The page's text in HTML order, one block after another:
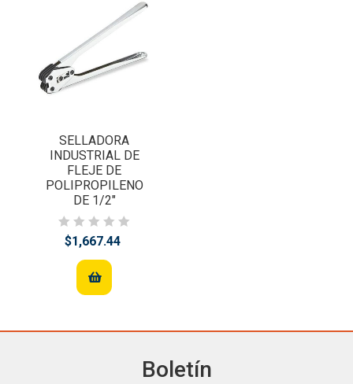
SELLADORA
INDUSTRIAL DE
FLEJE DE
POLIPROPILENO
DE 1/2"
$1,667.44
Boletín